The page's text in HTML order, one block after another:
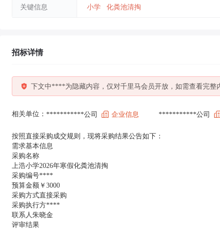
关键信息 小学 化粪池清掏
招标详情
下文中****为隐藏内容，仅对千里马会员开放，如需查看完整
相关单位： ***********公司 企业信息 ***********公司
按照直接采购成交规则，现将采购结果公告如下：
需求基本信息
采购名称
上浩小学2026年寒假化粪池清掏
采购编号****
预算金额￥3000
采购方式直接采购
采购执行方****
联系人朱晓金
评审结果